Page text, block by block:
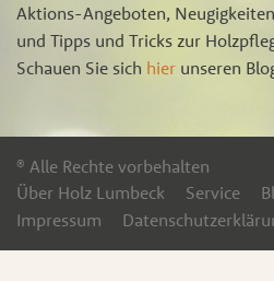
Aktions-Angeboten,
und Tipps und Tricks zur
Schauen Sie sich hier unseren
® Alle Rechte vorbehalten
Über Holz Lumbeck
Service
Impressum